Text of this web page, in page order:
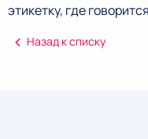
этикетку, где
Назад к списку